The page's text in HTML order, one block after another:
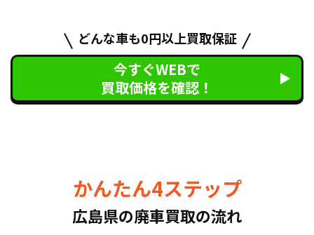
どんな車も0円以上買取保証
今すぐWEBで
買取価格を確認！
かんたん4ステップ
広島県の廃車買取の流れ